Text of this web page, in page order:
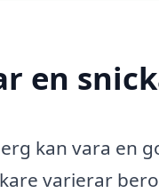
en
kan vara en
varierar